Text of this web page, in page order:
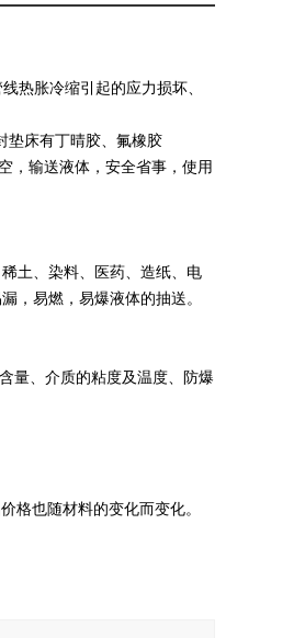
热胀冷缩引起的应力损坏、
垫床有丁晴胶、氟橡胶
，输送液体，安全省事，使用
土、染料、医药、造纸、电
，易燃，易爆液体的抽送。
量、介质的粘度及温度、防爆
格也随材料的变化而变化。